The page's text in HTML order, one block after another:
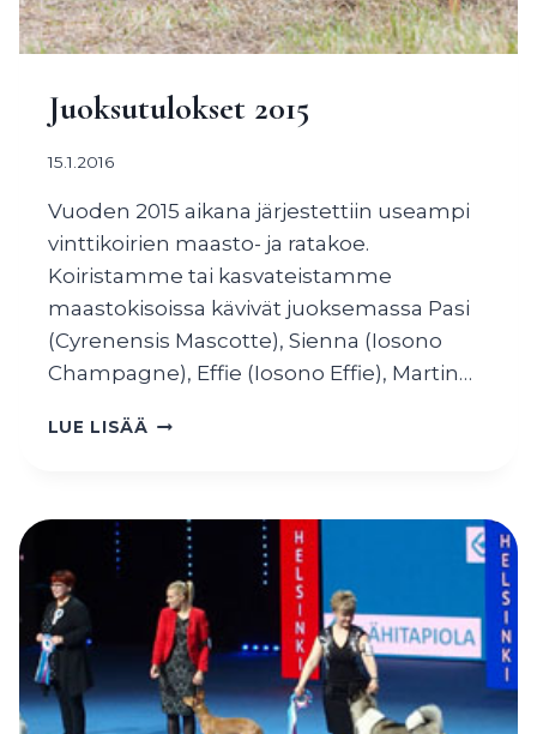
Juoksutulokset 2015
15.1.2016
Vuoden 2015 aikana järjestettiin useampi
vinttikoirien maasto- ja ratakoe.
Koiristamme tai kasvateistamme
maastokisoissa kävivät juoksemassa Pasi
(Cyrenensis Mascotte), Sienna (Iosono
Champagne), Effie (Iosono Effie), Martin…
LUE LISÄÄ JUOKSUTULOKSET